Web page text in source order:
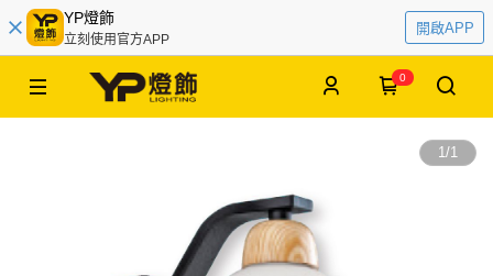
YP燈飾
立刻使用官方APP
開啟APP
0
1/1